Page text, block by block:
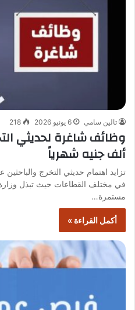
تالين سامي 6 يونيو 2026 218
ألف جنيه شهرياً
تزايد اهتمام حديثي التخرج
في مختلف القطاعات حيث تبذل وزارة
مستمرة…
أكمل القراءة »